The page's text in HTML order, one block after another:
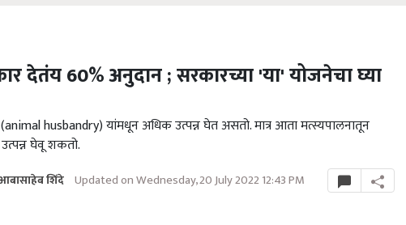
देतंय 60% अनुदान ; सरकारच्या 'या' योजनेचा घ्या
husbandry) यांमधून अधिक उत्पन्न घेत असतो. मात्र आता मत्स्यपालनातून
घेवू शकतो.
शिंदे Updated on Wednesday, 20 July 2022 12:43 PM